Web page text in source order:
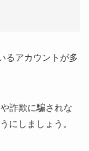
るアカウントが多
詐欺に騙されな
にしましょう。